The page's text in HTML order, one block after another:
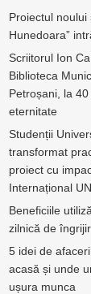
Proiectul noului
Hunedoara”
Scriitorul Ion
Biblioteca
Petroșani, la
eternitate
Studenții
transformat
proiect cu
Internațional
Beneficiile
zilnică de
5 idei de
acasă și unde
ușura munca